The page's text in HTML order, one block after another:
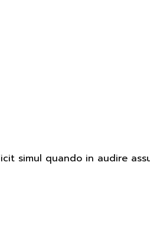
simul quando in audire